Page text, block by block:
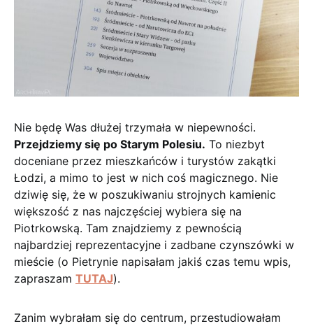
Nie będę Was dłużej trzymała w niepewności.
Przejdziemy się po Starym Polesiu. To niezbyt
doceniane przez mieszkańców i turystów zakątki
Łodzi, a mimo to jest w nich coś magicznego. Nie
dziwię się, że w poszukiwaniu strojnych kamienic
większość z nas najczęściej wybiera się na
Piotrkowską. Tam znajdziemy z pewnością
najbardziej reprezentacyjne i zadbane czynszówki w
mieście (o Pietrynie napisałam jakiś czas temu wpis,
zapraszam TUTAJ).
Zanim wybrałam się do centrum, przestudiowałam